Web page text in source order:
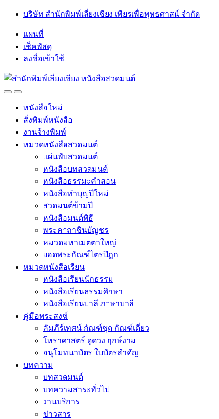
Skip
navigation
Skip
บริษัท สำนักพิมพ์เลี่ยงเชียง เพียรเพื่อพุทธศาสน์ จำกัด
แผนที่
เช็คพัสดุ
ลงชื่อเข้าใช้
OpenClose
หนังสือใหม่
สั่งพิมพ์หนังสือ
งานจ้างพิมพ์
หมวดหนังสือสวดมนต์
แผ่นพับสวดมนต์
หนังสือบทสวดมนต์
หนังสือธรรมะคำสอน
หนังสือทำบุญปีใหม่
สวดมนต์ข้ามปี
หนังสือมนต์พิธี
พระคาถาชินบัญชร
หมวดมหาเมตตาใหญ่
ยอดพระกัณฑ์ไตรปิฎก
หมวดหนังสือเรียน
หนังสือเรียนนักธรรม
หนังสือเรียนธรรมศึกษา
หนังสือเรียนบาลี ภาษาบาลี
คู่มือพระสงฆ์
คัมภีร์เทศน์ กัณฑ์ชุด กัณฑ์เดี่ยว
โหราศาสตร์ ดูดวง ฤกษ์งาม
อนุโมทนาบัตร ใบบัตรสำคัญ
บทความ
บทสวดมนต์
บทความสาระทั่วไป
งานบริการ
ข่าวสาร